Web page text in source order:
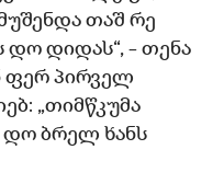
თაშ რე
დო დიდას“, – თენა
ფერ პირველ
„თიმწკუმა
ბრელ ხანს